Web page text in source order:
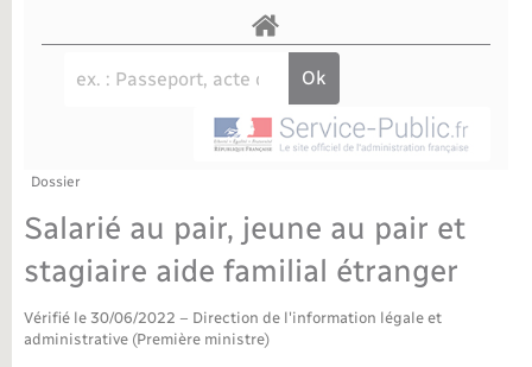
Associations
Bibliothèques
Sport
Tourisme
La Communauté de communes
Dossier
Salarié au pair, jeune au pair et
stagiaire aide familial étranger
Vérifié le 30/06/2022 – Direction de l'information légale et
administrative (Première ministre)